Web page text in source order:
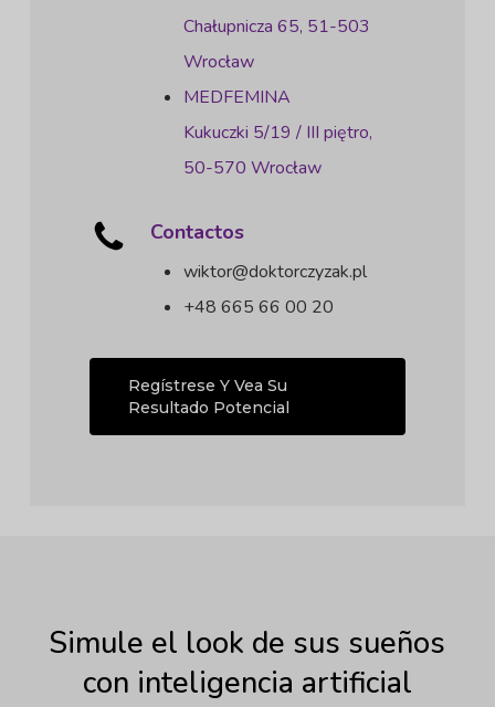
Chałupnicza 65, 51-503
Wrocław
MEDFEMINA
Kukuczki 5/19 / III piętro,
50-570 Wrocław
Contactos
wiktor@doktorczyzak.pl
+48 665 66 00 20
Regístrese Y Vea Su
Resultado Potencial
Simule el look de sus sueños
con inteligencia artificial